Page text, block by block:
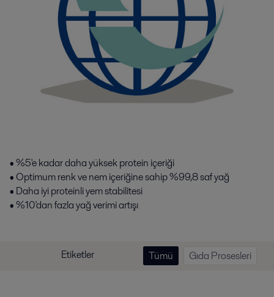
• %5'e kadar daha yüksek protein içeriği
• Optimum renk ve nem içeriğine sahip %99,8 saf yağ
• Daha iyi proteinli yem stabilitesi
• %10'dan fazla yağ verimi artışı
Etiketler Tümü Gıda Prosesleri